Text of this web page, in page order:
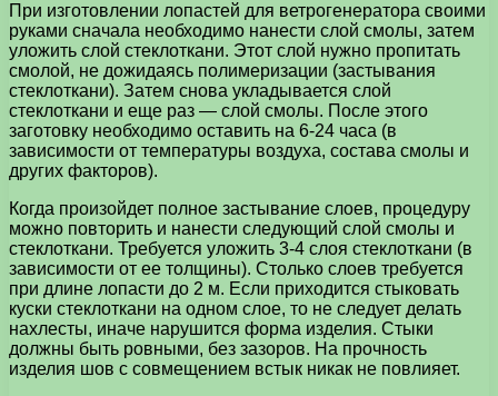
При изготовлении лопастей для ветрогенератора своими
руками сначала необходимо нанести слой смолы, затем
уложить слой стеклоткани. Этот слой нужно пропитать
смолой, не дожидаясь полимеризации (застывания
стеклоткани). Затем снова укладывается слой
стеклоткани и еще раз — слой смолы. После этого
заготовку необходимо оставить на 6-24 часа (в
зависимости от температуры воздуха, состава смолы и
других факторов).
Когда произойдет полное застывание слоев, процедуру
можно повторить и нанести следующий слой смолы и
стеклоткани. Требуется уложить 3-4 слоя стеклоткани (в
зависимости от ее толщины). Столько слоев требуется
при длине лопасти до 2 м. Если приходится стыковать
куски стеклоткани на одном слое, то не следует делать
нахлесты, иначе нарушится форма изделия. Стыки
должны быть ровными, без зазоров. На прочность
изделия шов с совмещением встык никак не повлияет.